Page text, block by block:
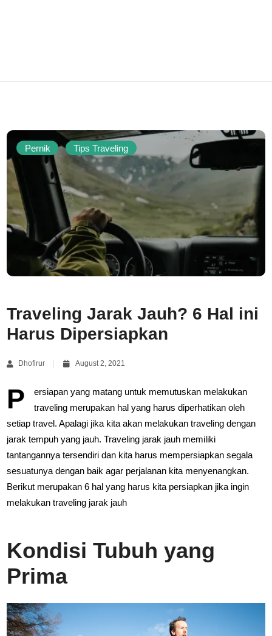
Pernik Tips Traveling
Traveling Jarak Jauh? 6 Hal ini
Harus Dipersiapkan
Dhofirur August 2, 2021
P
ersiapan yang matang untuk memutuskan melakukan
traveling merupakan hal yang harus diperhatikan oleh
setiap travel. Apalagi jika kita akan melakukan traveling dengan
jarak tempuh yang jauh. Traveling jarak jauh memiliki
tantangannya tersendiri dan kita harus mempersiapkan segala
sesuatunya dengan baik agar perjalanan kita menyenangkan.
Berikut merupakan 6 hal yang harus kita persiapkan jika ingin
melakukan traveling jarak jauh
Kondisi Tubuh yang
Prima